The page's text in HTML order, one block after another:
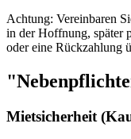
Achtung: Vereinbaren
in der Hoffnung, später
oder eine Rückzahlung
Mietsicherheit